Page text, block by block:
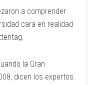
a comprender
cara en realidad
la Gran
dicen los expertos.